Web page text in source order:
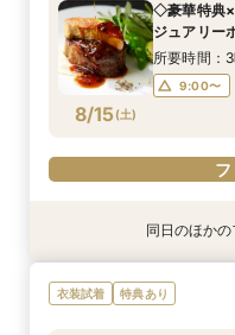
8/14(金)
13:05〜
8/14(金)
13:00〜
8/14(金)
13:00〜
8/14(金)
13:00〜
8/14(金)
13:00〜
8/14(金)
13:00〜
8/14(金)
ル】はじめ
所要時間：
8/15(土)
◇豪華特典
ジュアリー
所要時間：
9:00〜
特典あり
【マイナビ
婚＆パパ・
特典あり
【マイナビ
見！】アッ
特典あり
【マイナビ
挙式】温も
特典あり
【マイナビ
式後の帰国
特典あり
【マイナビ
ランドドレ
特典あり
☆マイナビ
族と過ごす
特典あり
【マイナビ
約で10,000
同日のほかの
衣装試着 特典あり